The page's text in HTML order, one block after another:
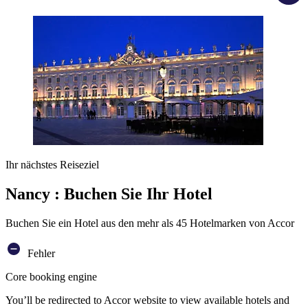
Ihr nächstes Reiseziel
Nancy : Buchen Sie Ihr Hotel
Buchen Sie ein Hotel aus den mehr als 45 Hotelmarken von Accor
Fehler
Core booking engine
You’ll be redirected to Accor website to view available hotels and